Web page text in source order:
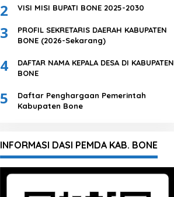
2 VISI MISI BUPATI BONE 2025-2030
3
PROFIL SEKRETARIS DAERAH KABUPATEN
BONE (2026-Sekarang)
4
DAFTAR NAMA KEPALA DESA DI KABUPATEN
BONE
5
Daftar Penghargaan Pemerintah
Kabupaten Bone
INFORMASI DASI PEMDA KAB. BONE